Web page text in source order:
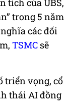
tích của UBS,
trong 5 năm
các đối
TSMC sẽ
triển vọng, cổ
thái AI đồng